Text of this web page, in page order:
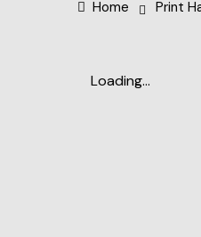
Home Print
Loading...